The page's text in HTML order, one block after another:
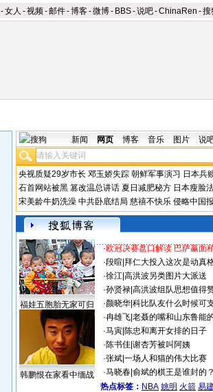
-女人 -视频-邮件-博客-微博- BBS-说吧-ChinaRen -搜
新闻 网页 博客 音乐 图片 说
央视质疑29岁市长 邓玉娇失踪 朝鲜军事演习 日本兵
石首网站被黑 篡改温总讲话 夏日减肥秘方 日本瘦脸
宋美龄牛奶洗澡 中共卧底结局 慈禧不快乐 侵略中国
福娃五胞胎无家可归
韩鹏恨在家看中缅战
·欧冠决赛盘口解读 巴萨赢面
·段暄 拜仁大投入这次是动真
·徐江| 高洪波另类图片大派送
·孙贤禄| 高洪波组队思想值得
·颜晓华| 科比队友什么时候可
·冉雄飞| 老聂的嘴和山东鲁能
·马寅| 陈忠和离开女排的日子
·陈书佳| 谢杏芳被叫阿姨
·张斌| 一场人和猫的伟大比赛
·马晓春| 俞斌的棋王是谁封的？
热点标签： NBA 姚明 火箭 易